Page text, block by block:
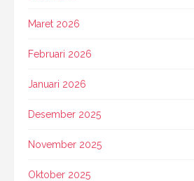
Maret 2026
Februari 2026
Januari 2026
Desember 2025
November 2025
Oktober 2025